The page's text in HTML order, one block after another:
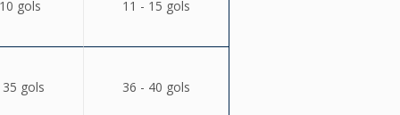
gols 11 - 15 gols
gols 36 - 40 gols